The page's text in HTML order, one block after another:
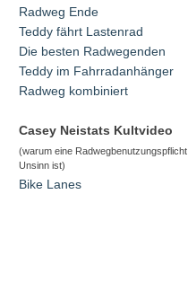
Radweg Ende
Teddy fährt Lastenrad
Die besten Radwegenden
Teddy im Fahrradanhänger
Radweg kombiniert
Casey Neistats Kultvideo
(warum eine Radwegbenutzungspflicht
Unsinn ist)
Bike Lanes